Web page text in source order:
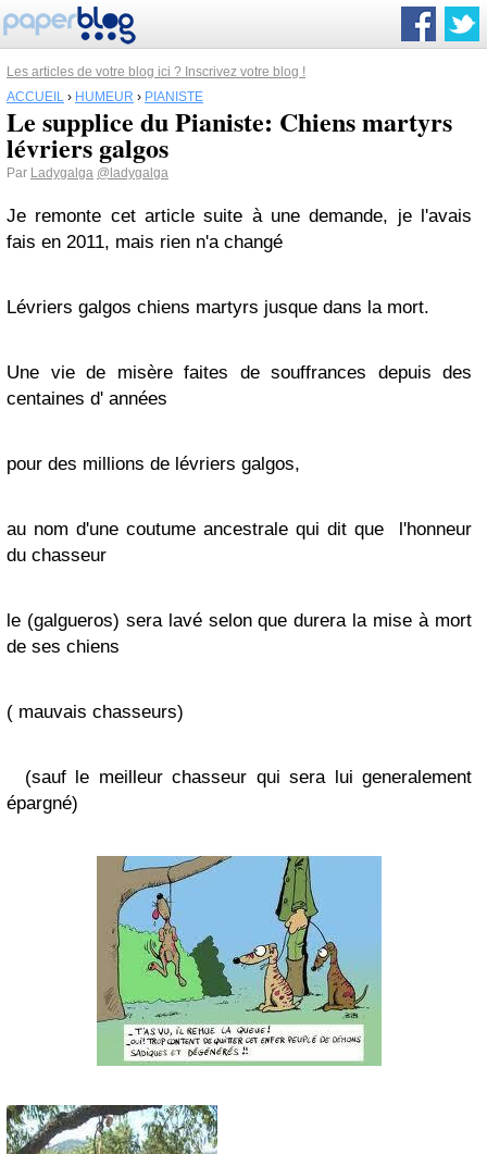
Les articles de votre blog ici ? Inscrivez votre blog !
ACCUEIL › HUMEUR › PIANISTE
Le supplice du Pianiste: Chiens martyrs
lévriers galgos
Par Ladygalga @ladygalga
Je remonte cet article suite à une demande, je l'avais
fais en 2011, mais rien n'a changé
Lévriers galgos chiens martyrs jusque dans la mort.
Une vie de misère faites de souffrances depuis des
centaines d' années
pour des millions de lévriers galgos,
au nom d'une coutume ancestrale qui dit que l'honneur
du chasseur
le (galgueros) sera lavé selon que durera la mise à mort
de ses chiens
( mauvais chasseurs)
(sauf le meilleur chasseur qui sera lui generalement
épargné)